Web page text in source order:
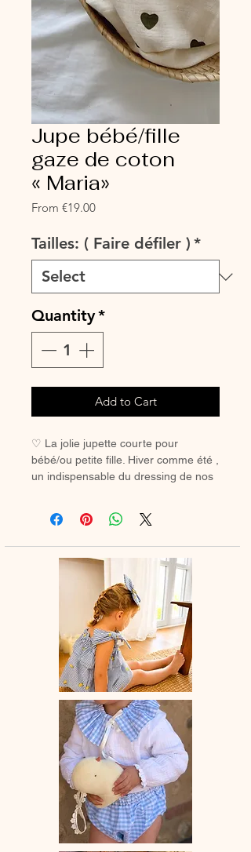
Jupe bébé/fille
gaze de coton
« Maria»
From €19.00Sale
Tailles: ( Faire défiler ) *
Quantity*
Add to Cart
♡ La jolie jupette courte pour
bébé/ou petite fille. Hiver comme été ,
un indispensable du dressing de nos
à la main.
♡ Le délai de fabrication est de 15 à
28 jours ouvrés selon les commandes
♡ Lavage à la main ou en machine
30° max, couleurs similaires, cycle
délicat. Ne pas utilser de sèche-linge.